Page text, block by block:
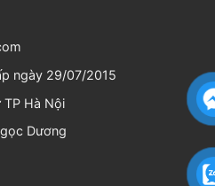
ngày 29/07/2015
TP Hà Nội
Dương